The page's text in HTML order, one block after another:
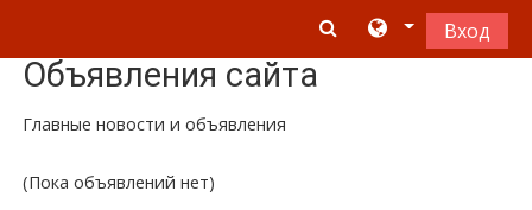
Вход
Объявления сайта
Главные новости и объявления
(Пока объявлений нет)